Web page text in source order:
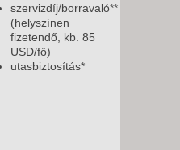
szervizdíj/borravaló**
(helyszínen
fizetendő, kb. 85
USD/fő)
utasbiztosítás*